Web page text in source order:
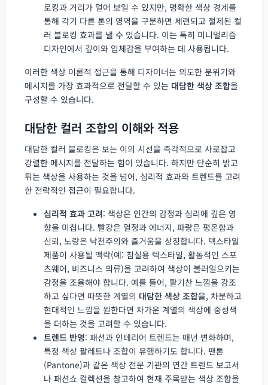
로킹과 거리가 멀어 보일 수 있지만, 명확한 색상 경계를
통해 각기 다른 톤의 영역을 구분하면 세련되고 절제된 컬
러 블로킹 효과를 낼 수 있습니다. 이는 특히 미니멀리즘
디자인에서 깊이와 입체감을 부여하는 데 사용됩니다.
이러한 색상 이론적 접근을 통해 디자이너는 의도한 분위기와
메시지를 가장 효과적으로 전달할 수 있는 대담한 색상 조합을
구성할 수 있습니다.
대담한 컬러 조합의 이해와 적용
대담한 컬러 블로킹은 보는 이의 시선을 즉각적으로 사로잡고
강렬한 메시지를 전달하는 힘이 있습니다. 하지만 단순히 밝고
튀는 색상을 사용하는 것을 넘어, 심리적 효과와 트렌드를 고려
한 전략적인 접근이 필요합니다.
심리적 효과 고려: 색상은 인간의 감정과 심리에 깊은 영
향을 미칩니다. 빨강은 열정과 에너지, 파랑은 평온함과
신뢰, 노랑은 낙천주의와 즐거움을 상징합니다. 텍스타일
제품이 사용될 맥락(예: 침실용 텍스타일, 활동적인 스포
츠웨어, 비즈니스 의류)을 고려하여 색상이 불러일으키는
감정을 조율해야 합니다. 예를 들어, 활기찬 느낌을 강조
하고 싶다면 따뜻한 계열의 대담한 색상 조합을, 차분하고
현대적인 느낌을 원한다면 차가운 계열의 색상에 중성색
을 더하는 것을 고려할 수 있습니다.
트렌드 반영: 패션과 인테리어 트렌드는 매년 변화하며,
특정 색상 팔레트나 조합이 유행하기도 합니다. 팬톤
(Pantone)과 같은 색상 전문 기관의 연간 트렌드 보고서
나 패션쇼 컬렉션을 참고하여 현재 주목받는 색상 조합을